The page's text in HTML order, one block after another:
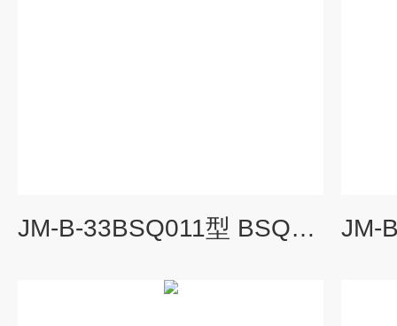
JM-B-33BSQ011型 BSQ011型振动变送器